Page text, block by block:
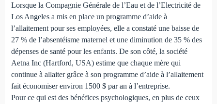
Lorsque la Compagnie Générale de l’Eau et de l’Electricité de
Los Angeles a mis en place un programme d’aide à
l’allaitement pour ses employées, elle a constaté une baisse de
27 % de l’absentéisme maternel et une diminution de 35 % des
dépenses de santé pour les enfants. De son côté, la société
Aetna Inc (Hartford, USA) estime que chaque mère qui
continue à allaiter grâce à son programme d’aide à l’allaitement
fait économiser environ 1500 $ par an à l’entreprise.
Pour ce qui est des bénéfices psychologiques, en plus de ceux